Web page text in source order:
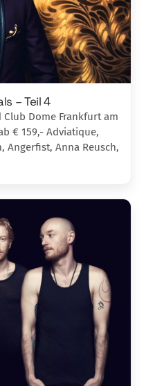
– Teil 4
Club Dome Frankfurt am
€ 159,- Adviatique,
Angerfist, Anna Reusch,